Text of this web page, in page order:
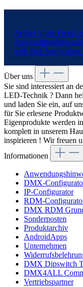
ArtNet Multi
Anwendungshinweis
with JinxApplication
Über uns
Sie sind interessiert an
LED-Technik ? Dann
und laden Sie ein, auf
für Sie erlesene
Eigenprodukte werden
komplett in unserem
inspirieren ! Wir freuen
Informationen
DMX-
IP-Configurator
RDM-
DMX RDM
Sonderposten
Produktarchiv
AndroidApps
Unternehmen
DMX Dipswitch
DMX4ALL
Vertriebspartner